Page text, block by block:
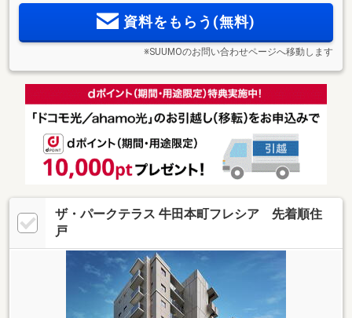
という舞台に、全124邸の大規模分譲マンション、誕生。
資料をもらう(無料)
※SUUMOのお問い合わせページへ移動します
ザ・パークテラス 牛田本町フレシア 先着順住
戸